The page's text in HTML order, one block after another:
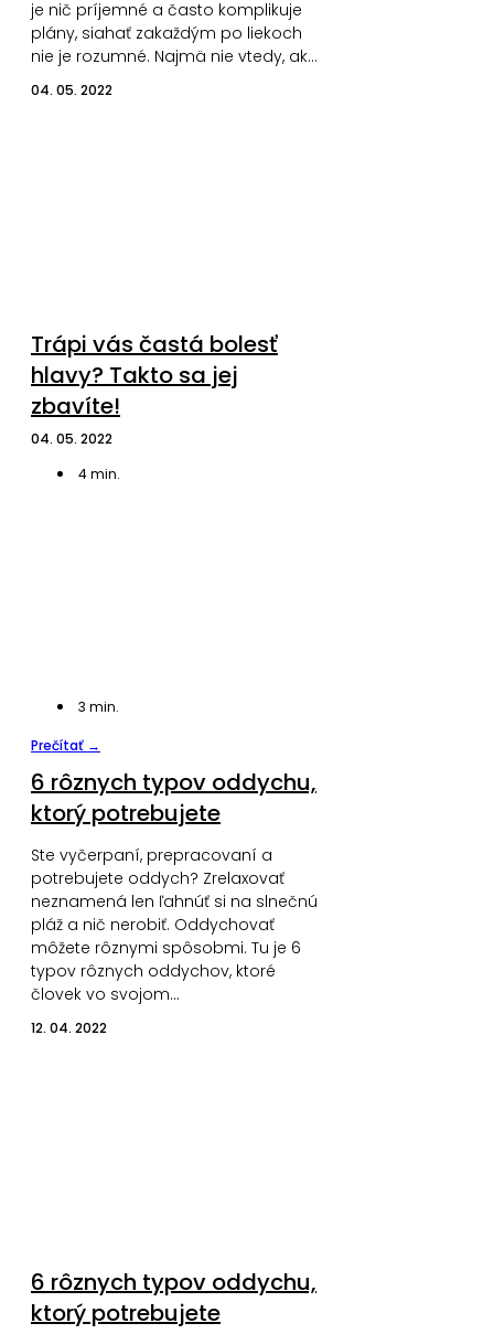
je nič príjemné a často komplikuje
plány, siahať zakaždým po liekoch
nie je rozumné. Najmä nie vtedy, ak…
04. 05. 2022
Trápi vás častá bolesť
hlavy? Takto sa jej
zbavíte!
04. 05. 2022
4min.
3 min.
Prečítať →
6 rôznych typov oddychu,
ktorý potrebujete
Ste vyčerpaní, prepracovaní a
potrebujete oddych? Zrelaxovať
neznamená len ľahnúť si na slnečnú
pláž a nič nerobiť. Oddychovať
môžete rôznymi spôsobmi. Tu je 6
typov rôznych oddychov, ktoré
človek vo svojom…
12. 04. 2022
6 rôznych typov oddychu,
ktorý potrebujete